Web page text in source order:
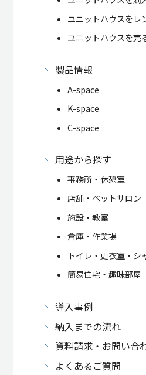
ユニットハウスをレ
ユニットハウスを売
製品情報
A-space
K-space
C-space
用途から探す
事務所・休憩室
店舗・ペットサロン
施設・教室
倉庫・作業場
トイレ・更衣室・シ
簡易住宅・趣味部屋
導入事例
納入までの流れ
資料請求・お問い合
よくあるご質問